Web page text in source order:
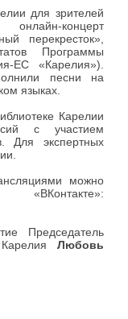
для зрителей
концерт
перекресток»,
Программы
ЕС «Карелия»).
песни на
языках.
Карелии
с участием
Для экспертных
можно
Председатель
Любовь